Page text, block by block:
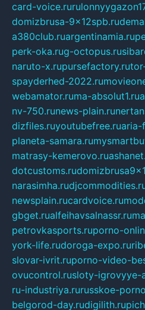
card-voice.ru
domizbrusa-9x12spb.ru
a380club.ruargentinamia.ru
perk-oka.rug-octopus.ru
naruto-x.rupursefactory.ru
spayderhed-2022.ru
webamator.ruma-absolut1.ru
nv-750.runews-plain.ru
dizfiles.ruyoutubefree.ruaria-
planeta-samara.ru
matrasy-kemerovo.ru
dotcustoms.ru
narasimha.ru
newsplain.rucardvoice.ru
gbget.rualfeihavsalnassr.ru
petrovkasports.ruporno-
york-life.rudoroga-expo.ru
slovar-ivrit.ruporno-video-
ovucontrol.rusloty-igrovyye-
ru-industriya.rurusskoe-
belgorod-day.rudigilith.ru